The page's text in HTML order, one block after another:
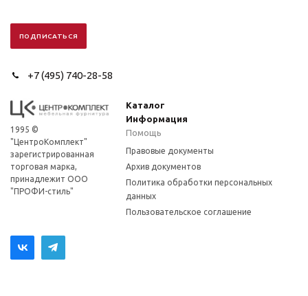
+7 (495) 740-28-58
1995 ©
"ЦентроКомплект"
зарегистрированная
торговая марка,
принадлежит ООО
"ПРОФИ-стиль"
Каталог
Информация
Помощь
Правовые документы
Архив документов
Политика обработки персональных
данных
Пользовательское соглашение